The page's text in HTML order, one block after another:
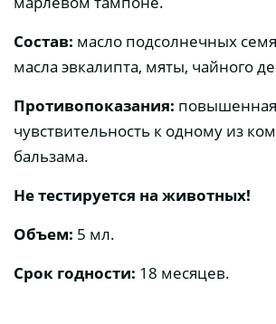
Состав: масло подсолнечных
масла эвкалипта, мяты, чайного
Противопоказания: повышенная
чувствительность к одному из
бальзама.
Не тестируется на животных!
Объем: 5 мл.
Срок годности: 18 месяцев.